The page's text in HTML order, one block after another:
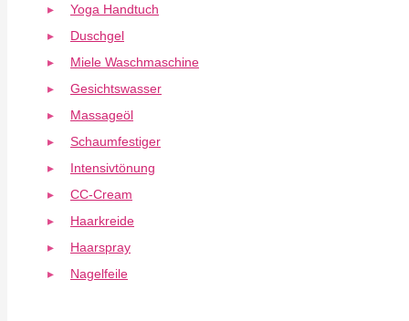
Yoga Handtuch
Duschgel
Miele Waschmaschine
Gesichtswasser
Massageöl
Schaumfestiger
Intensivtönung
CC-Cream
Haarkreide
Haarspray
Nagelfeile